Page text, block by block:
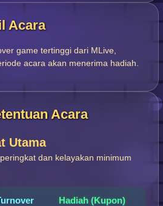
Acara
game tertinggi dari MLive,
acara akan menerima hadiah.
Acara
Utama
dan kelayakan minimum
Hadiah (Kupon)